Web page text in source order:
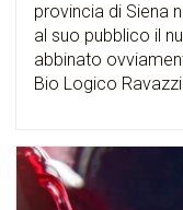
provincia di Siena
al suo pubblico il
abbinato
Bio Logico